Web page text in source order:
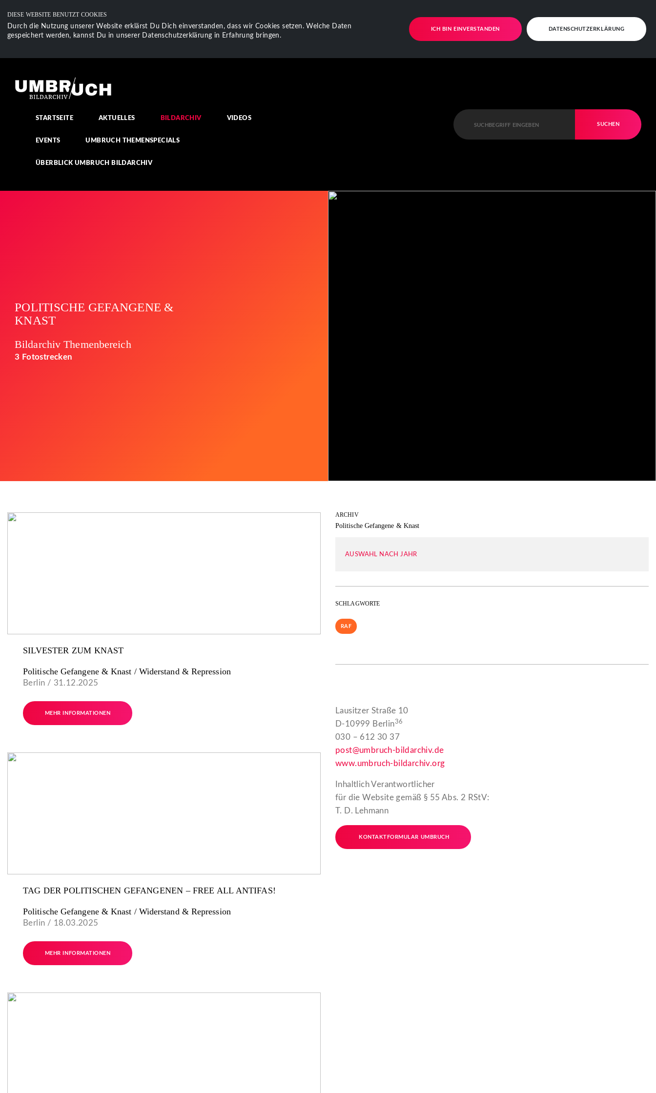
DIESE WEBSITE BENUTZT COOKIES
Durch die Nutzung unserer Website erklärst Du Dich einverstanden, dass wir Cookies setzen. Welche Daten
gespeichert werden, kannst Du in unserer Datenschutzerklärung in Erfahrung bringen.
ICH BIN EINVERSTANDEN DATENSCHUTZERKLÄRUNG
STARTSEITE AKTUELLES BILDARCHIV VIDEOS
EVENTS UMBRUCH THEMENSPECIALS
ÜBERBLICK UMBRUCH BILDARCHIV
SUCHEN
POLITISCHE GEFANGENE &
KNAST
Bildarchiv Themenbereich
3 Fotostrecken
SILVESTER ZUM KNAST
Politische Gefangene & Knast / Widerstand & Repression
Berlin / 31.12.2025
MEHR INFORMATIONEN
TAG DER POLITISCHEN GEFANGENEN – FREE ALL ANTIFAS!
Politische Gefangene & Knast / Widerstand & Repression
Berlin / 18.03.2025
MEHR INFORMATIONEN
ARCHIV
Politische Gefangene & Knast
AUSWAHL NACH JAHR
SCHLAGWORTE
RAF
Lausitzer Straße 10
D-10999 Berlin36
030 – 612 30 37
post@umbruch-bildarchiv.de
www.umbruch-bildarchiv.org
Inhaltlich Verantwortlicher
für die Website gemäß § 55 Abs. 2 RStV:
T. D. Lehmann
KONTAKTFORMULAR UMBRUCH